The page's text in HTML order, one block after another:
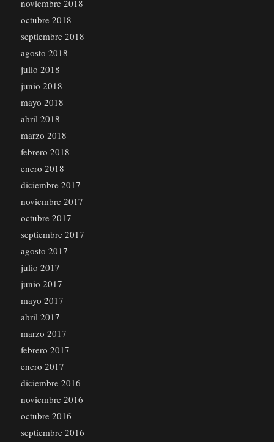
noviembre 2018
octubre 2018
septiembre 2018
agosto 2018
julio 2018
junio 2018
mayo 2018
abril 2018
marzo 2018
febrero 2018
enero 2018
diciembre 2017
noviembre 2017
octubre 2017
septiembre 2017
agosto 2017
julio 2017
junio 2017
mayo 2017
abril 2017
marzo 2017
febrero 2017
enero 2017
diciembre 2016
noviembre 2016
octubre 2016
septiembre 2016